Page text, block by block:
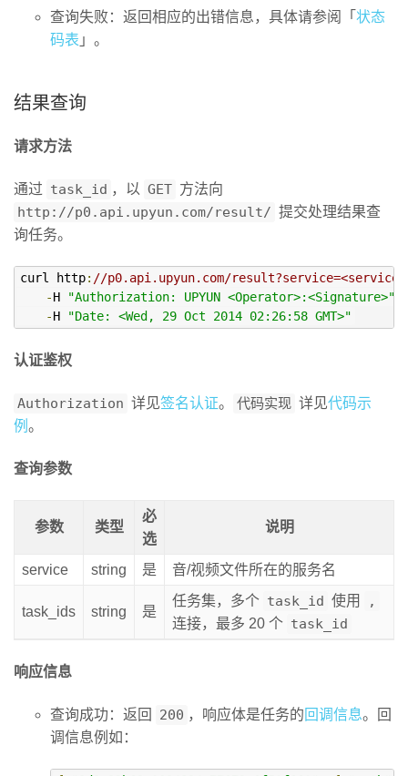
查询失败：返回相应的出错信息，具体请参阅「 状态
码表 」。
结果查询
请求方法
通过 task_id ，以 GET 方法向
http://p0.api.upyun.com/result/ 提交处理结果查
询任务。
curl http: //p0.api.upyun.com/
-H "Authorization: UPYUN <Operator>:<Signature>"
-H "Date: <Wed, 29 Oct 2014 02:26:58 GMT>"
认证鉴权
Authorization 详见签名认证。 代码实现 详见代码示
例 。
查询参数
参数 类型
必
选
说明
service string 是 音/视频文件所在的服务名
task_ids string 是
任务集，多个 task_id 使用 ,
连接，最多 20 个 task_id
响应信息
查询成功：返回 200 ，响应体是任务的 回调信息。回
调信息例如：